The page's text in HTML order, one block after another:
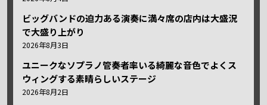
ビッグバンドの迫力ある演奏に満々席の店内は大盛況
で大盛り上がり
2026年8月3日
ユニークなソプラノ管奏者率いる綺麗な音色でよくス
ウィングする素晴らしいステージ
2026年8月2日